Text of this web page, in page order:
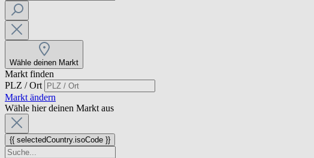
Wähle deinen Markt
Markt finden
PLZ / Ort
Markt ändern
Wähle hier deinen Markt aus
{{ selectedCountry.isoCode }}